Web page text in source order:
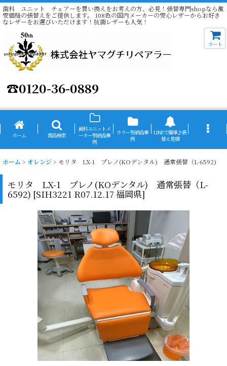
歯科 ユニット チェアーを買い換えをお考えの方、必見！張替専門shopなら激
安価格の張替えをご提供します。 108色の国内メーカーの安心レザーからお好き
なレザーをお選びいただけます！抗菌レザーも人気！
☎0120-36-0889
カート
ホーム 商品検索
歯科ユニットメ
ーカー別納品事
例
カラー別納品事
例
LINEで簡単♪張
替え見積
ホーム > オレンジ > モリタ LX-1 プレノ(KOデンタル) 通常張替（L-6592)
モリタ LX-1 プレノ(KOデンタル) 通常張替（L-
6592) [SIH3221 R07.12.17 福岡県]